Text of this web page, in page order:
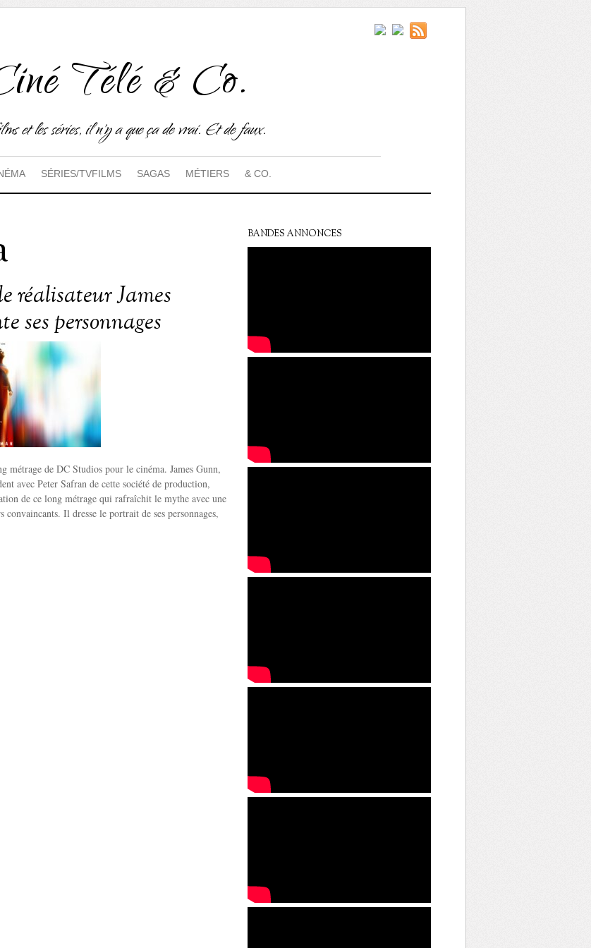
Télé & Co.
et les séries, il n'y a que ça de vrai. Et de faux.
SÉRIES/TVFILMS SAGAS MÉTIERS & CO.
réalisateur James
ses personnages
métrage de DC Studios pour le cinéma. James Gunn,
avec Peter Safran de cette société de production,
de ce long métrage qui rafraîchit le mythe avec une
convaincants. Il dresse le portrait de ses personnages,
BANDES ANNONCES